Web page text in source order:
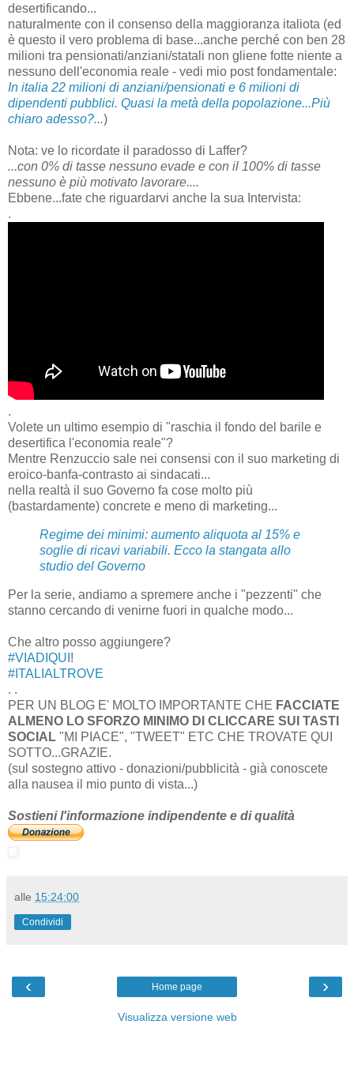
desertificando...
naturalmente con il consenso della maggioranza italiota (ed
è questo il vero problema di base...anche perché con ben 28
milioni tra pensionati/anziani/statali non gliene fotte niente a
nessuno dell'economia reale - vedi mio post fondamentale:
In italia 22 milioni di anziani/pensionati e 6 milioni di
dipendenti pubblici. Quasi la metà della popolazione...Più
chiaro adesso?...)
Nota: ve lo ricordate il paradosso di Laffer?
...con 0% di tasse nessuno evade e con il 100% di tasse
nessuno è più motivato lavorare....
Ebbene...fate che riguardarvi anche la sua Intervista:
.
.
Volete un ultimo esempio di "raschia il fondo del barile e
desertifica l'economia reale"?
Mentre Renzuccio sale nei consensi con il suo marketing di
eroico-banfa-contrasto ai sindacati...
nella realtà il suo Governo fa cose molto più
(bastardamente) concrete e meno di marketing...
Regime dei minimi: aumento aliquota al 15% e
soglie di ricavi variabili. Ecco la stangata allo
studio del Governo
Per la serie, andiamo a spremere anche i "pezzenti" che
stanno cercando di venirne fuori in qualche modo...
Che altro posso aggiungere?
‪#‎VIADIQUI‬ !
‪#‎ITALIALTROVE‬
. .
PER UN BLOG E' MOLTO IMPORTANTE CHE FACCIATE
ALMENO LO SFORZO MINIMO DI CLICCARE SUI TASTI
SOCIAL "MI PIACE", "TWEET" ETC CHE TROVATE QUI
SOTTO...GRAZIE.
(sul sostegno attivo - donazioni/pubblicità - già conoscete
alla nausea il mio punto di vista...)
Sostieni l'informazione indipendente e di qualità
alle 15:24:00
Condividi
‹ ›
Home page
Visualizza versione web